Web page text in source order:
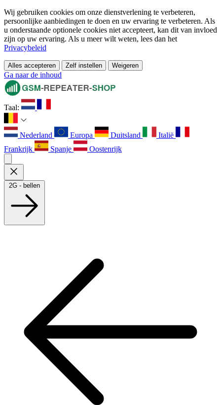
Wij gebruiken cookies om onze dienstverlening te verbeteren,
persoonlijke aanbiedingen te doen en uw ervaring te verbeteren. Als
u onderstaande optionele cookies niet accepteert, kan dit van invloed
zijn op uw ervaring. Als u meer wilt weten, lees dan het
Privacybeleid
Alles accepteren Zelf instellen Weigeren
Ga naar de inhoud
Taal:
Nederland Europa Duitsland
Italië
Frankrijk
Spanje Oostenrijk
2G - bellen